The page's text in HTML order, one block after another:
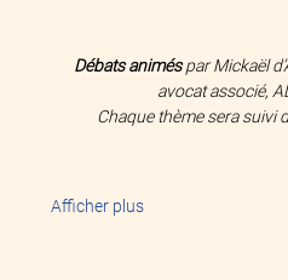
Débats animés par Mickaël
avocat associé,
Chaque thème sera suivi
Afficher plus